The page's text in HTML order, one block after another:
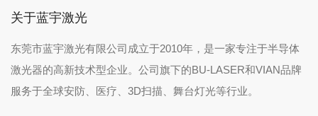
关于蓝宇激光
东莞市蓝宇激光有限公司成立于2010年，是一家专注于半导体
激光器的高新技术型企业。公司旗下的BU-LASER和VIAN品牌
服务于全球安防、医疗、3D扫描、舞台灯光等行业。